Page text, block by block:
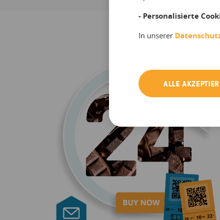
- Personalisierte
In unserer
ALLE